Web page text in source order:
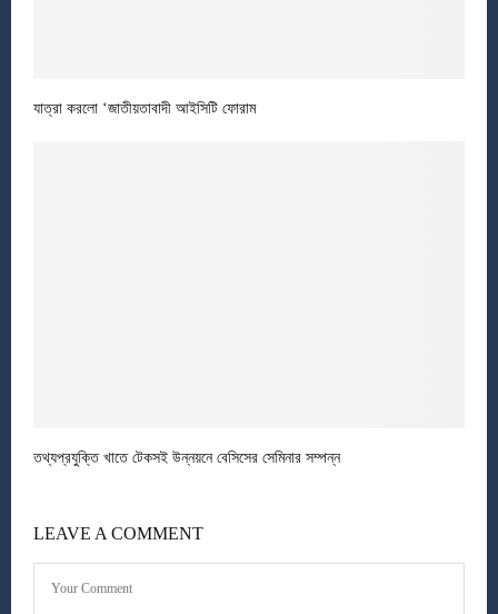
যাত্রা করলো ‘জাতীয়তাবাদী আইসিটি ফোরাম
তথ্যপ্রযুক্তি খাতে টেকসই উন্নয়নে বেসিসের সেমিনার সম্পন্ন
LEAVE A COMMENT